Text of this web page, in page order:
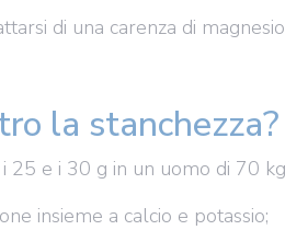
di una carenza di
la stanchezza?
e i 30 g in un uomo di 70
insieme a calcio e potassio;